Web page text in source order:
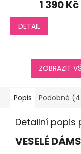
1 390 Kč
DETAIL
ZOBRAZIT
Popis Podobné
Detailní popis
VESELÉ